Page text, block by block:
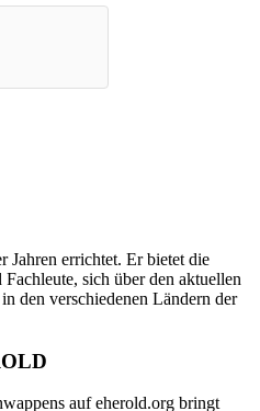
Jahren errichtet. Er bietet die
sich über den aktuellen
den verschiedenen Ländern der
auf eherold.org bringt